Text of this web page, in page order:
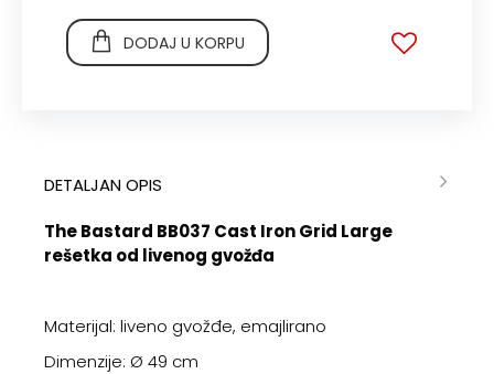
DODAJ U KORPU
DETALJAN OPIS
The Bastard BB037 Cast Iron Grid Large
rešetka od livenog gvožđa
Materijal: liveno gvožđe, emajlirano
Dimenzije: Ø 49 cm